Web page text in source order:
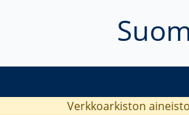
Verkkoarkiston